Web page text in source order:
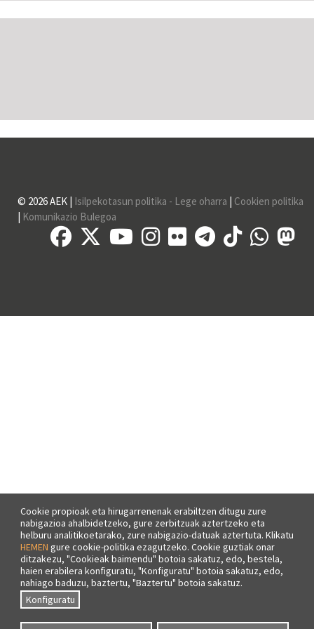
Cookie propioak eta hirugarrenenak erabiltzen ditugu zure
nabigazioa ahalbidetzeko, gure zerbitzuak aztertzeko eta
helburu analitikoetarako, zure nabigazio-datuak aztertuta. Klikatu
HEMEN gure cookie-politika ezagutzeko. Cookie guztiak onar
ditzakezu, "Cookieak baimendu" botoia sakatuz, edo, bestela,
haien erabilera konfiguratu, "Konfiguratu" botoia sakatuz, edo,
nahiago baduzu, baztertu, "Baztertu" botoia sakatuz.
Konfiguratu
© 2026 AEK | Isilpekotasun politika - Lege oharra | Cookien politika
| Komunikazio Bulegoa